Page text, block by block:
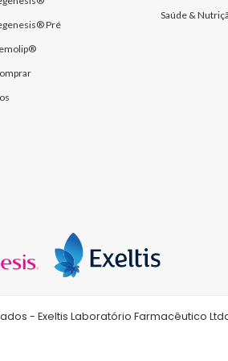
Pré
Saúde &
- Exeltis Laboratório Farmacêutico